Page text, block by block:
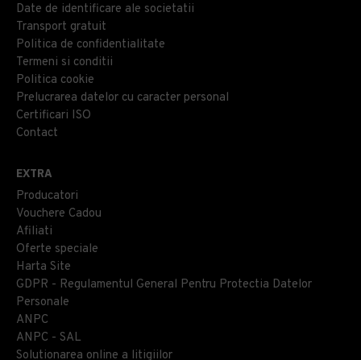
Date de identificare ale societatii
Transport gratuit
Politica de confidentialitate
Termeni si conditii
Politica cookie
Prelucrarea datelor cu caracter personal
Certificari ISO
Contact
EXTRA
Producatori
Vouchere Cadou
Afiliati
Oferte speciale
Harta Site
GDPR - Regulamentul General Pentru Protectia Datelor
Personale
ANPC
ANPC - SAL
Solutionarea online a litigiilor